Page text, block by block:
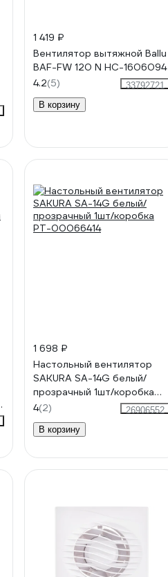
1 419 ₽
Вентилятор вытяжной Ballu
BAF-FW 120 N НС-1606094
4.2(5)
33792721
В корзину
1 698 ₽
Настольный вентилятор
SAKURA SA-14G белый/
прозрачный 1шт/коробка
РТ-00066414
4(2)
26906552
В корзину